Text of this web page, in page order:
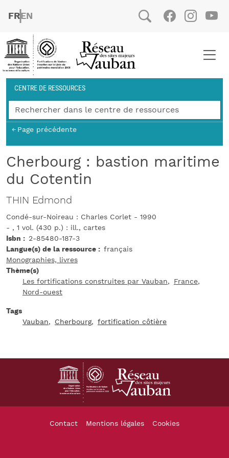
FRENCH
ENGLISH
Social
Fil d'Ariane
CENTRE DE RESSOURCES
Page précédente
Cherbourg : bastion maritime
du Cotentin
THIN Edmond
Condé-sur-Noireau : Charles Corlet - 1990
- , 1 vol. (430 p.) : ill., cartes
Isbn
2-85480-187-3
Langue(s) de la ressource
français
Monographies, livres
Thème(s)
Les fortifications construites par Vauban
France
Nord-ouest
Tags
Vauban
Cherbourg fortification côtière
Footer
Contact Mentions légales Cookies